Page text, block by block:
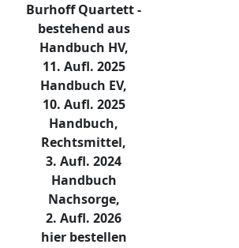
Burhoff Quartett -
bestehend aus
Handbuch HV,
11. Aufl. 2025
Handbuch EV,
10. Aufl. 2025
Handbuch,
Rechtsmittel,
3. Aufl. 2024
Handbuch
Nachsorge,
2. Aufl. 2026
hier bestellen